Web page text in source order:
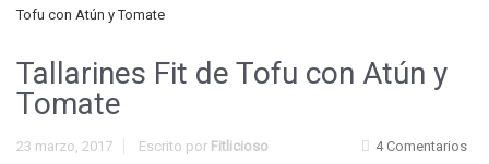
Tofu con Atún y Tomate
Tallarines Fit de Tofu con Atún y
Tomate
23 marzo, 2017 4 Comentarios
Escrito por Fitlicioso